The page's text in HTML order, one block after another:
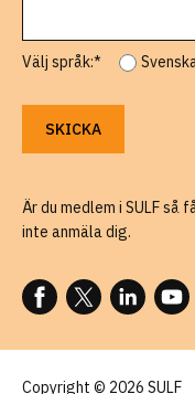
Välj språk:*
Är du medlem i SULF så
inte anmäla dig.
FÖLJ OSS PÅ FACEBOOK
FÖLJ OSS PÅ X
FÖLJ OSS
FÖLJ
Copyright © 2026 SULF